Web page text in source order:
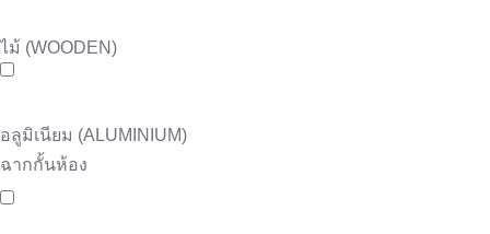
ไม้ (WOODEN)
อลูมิเนียม (ALUMINIUM)
ฉากกั้นห้อง